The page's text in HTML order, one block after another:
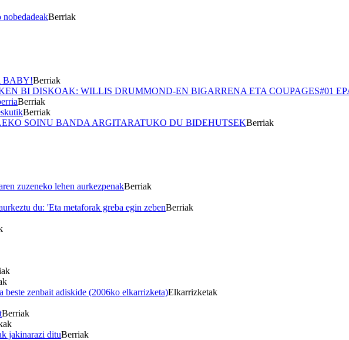
Berriak
BABY!Berriak
BI DISKOAK: WILLIS DRUMMOND-EN BIGARRENA ETA COUPAGES#01
Berriak
Berriak
SOINU BANDA ARGITARATUKO DU BIDEHUTSEKBerriak
zuzeneko lehen aurkezpenakBerriak
du: 'Eta metaforak greba egin zebenBerriak
zenbait adiskide (2006ko elkarrizketa)Elkarrizketak
Berriak
jakinarazi dituBerriak